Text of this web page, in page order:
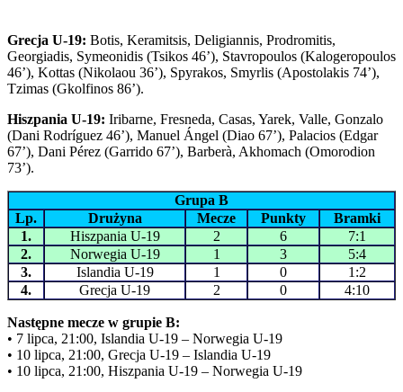
Grecja U-19: Botis, Keramitsis, Deligiannis, Prodromitis,
Georgiadis, Symeonidis (Tsikos 46’), Stavropoulos (Kalogeropoulos
46’), Kottas (Nikolaou 36’), Spyrakos, Smyrlis (Apostolakis 74’),
Tzimas (Gkolfinos 86’).
Hiszpania U-19: Iribarne, Fresneda, Casas, Yarek, Valle, Gonzalo
(Dani Rodríguez 46’), Manuel Ángel (Diao 67’), Palacios (Edgar
67’), Dani Pérez (Garrido 67’), Barberà, Akhomach (Omorodion
73’).
Grupa B
Lp.
Drużyna Mecze Punkty
Bramki
1.
Hiszpania U-19 2 6
7:1
2.
Norwegia U-19 1 3
5:4
3.
Islandia U-19 1 0
1:2
4.
Grecja U-19 2 0 4:10
Następne mecze w grupie B:
• 7 lipca, 21:00, Islandia U-19 – Norwegia U-19
• 10 lipca, 21:00, Grecja U-19 – Islandia U-19
• 10 lipca, 21:00, Hiszpania U-19 – Norwegia U-19